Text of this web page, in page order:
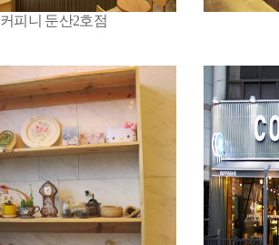
커피니 둔산2호점